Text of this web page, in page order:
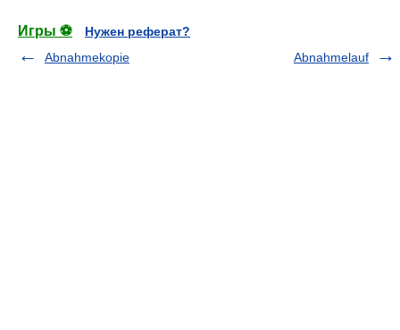
Игры ⚽
Нужен реферат?
Abnahmekopie
Abnahmelauf